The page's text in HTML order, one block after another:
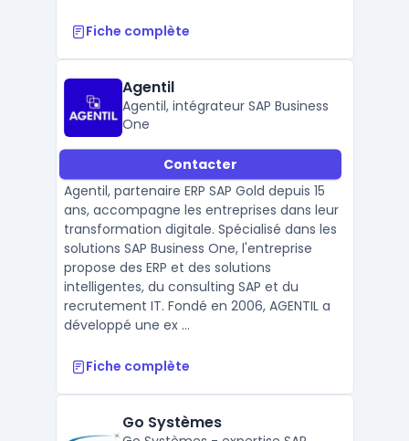
Fiche complète
Agentil
Agentil, intégrateur SAP Business
One
Contacter
Agentil, partenaire ERP SAP Gold depuis 15
ans, accompagne les entreprises dans leur
transformation digitale. Spécialisé dans les
solutions SAP Business One, l'entreprise
propose des ERP et des solutions
intelligentes, du consulting SAP et du
recrutement IT. Fondé en 2006, AGENTIL a
développé une ex ...
Fiche complète
Go Systèmes